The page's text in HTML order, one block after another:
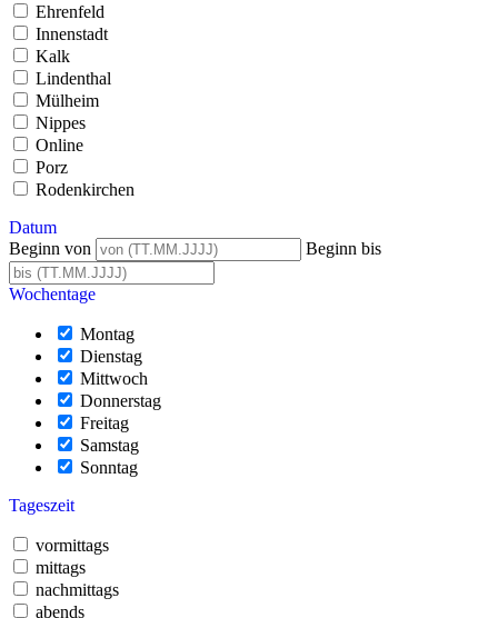
Ehrenfeld
Innenstadt
Kalk
Lindenthal
Mülheim
Nippes
Online
Porz
Rodenkirchen
Datum
Beginn von
Beginn bis
Wochentage
Montag
Dienstag
Mittwoch
Donnerstag
Freitag
Samstag
Sonntag
Tageszeit
vormittags
mittags
nachmittags
abends